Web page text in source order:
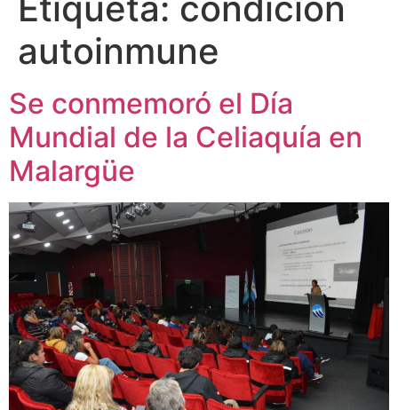
autoinmune
Se conmemoró el Día
Mundial de la Celiaquía en
Malargüe